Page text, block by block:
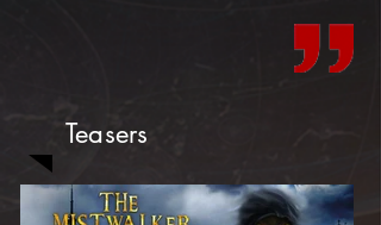
Teasers